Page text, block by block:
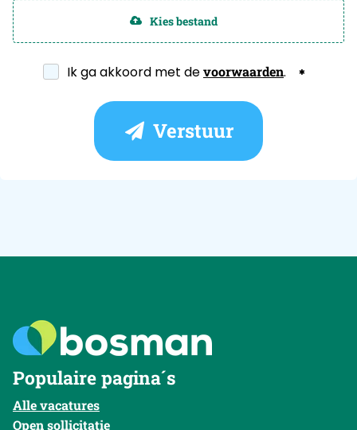
Kies bestand
Ik ga akkoord met devoorwaarden.
Verstuur
Populaire pagina´s
Alle vacatures
Open sollicitatie